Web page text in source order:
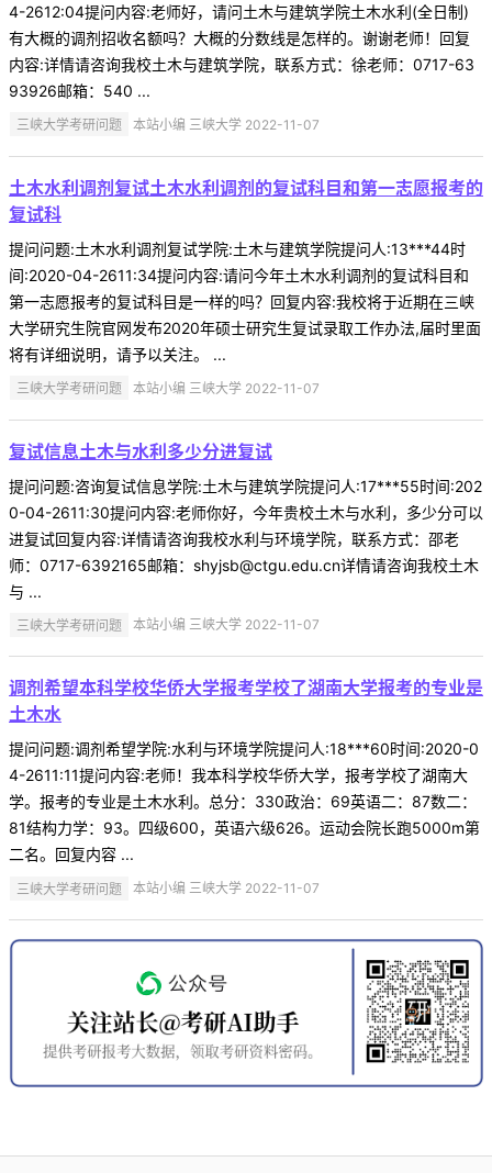
4-2612:04提问内容:老师好，请问土木与建筑学院土木水利(全日制)
有大概的调剂招收名额吗？大概的分数线是怎样的。谢谢老师！回复
内容:详情请咨询我校土木与建筑学院，联系方式：徐老师：0717-63
93926邮箱：540 ...
三峡大学考研问题 本站小编 三峡大学 2022-11-07
土木水利调剂复试土木水利调剂的复试科目和第一志愿报考的
复试科
提问问题:土木水利调剂复试学院:土木与建筑学院提问人:13***44时
间:2020-04-2611:34提问内容:请问今年土木水利调剂的复试科目和
第一志愿报考的复试科目是一样的吗？回复内容:我校将于近期在三峡
大学研究生院官网发布2020年硕士研究生复试录取工作办法,届时里面
将有详细说明，请予以关注。 ...
三峡大学考研问题 本站小编 三峡大学 2022-11-07
复试信息土木与水利多少分进复试
提问问题:咨询复试信息学院:土木与建筑学院提问人:17***55时间:202
0-04-2611:30提问内容:老师你好，今年贵校土木与水利，多少分可以
进复试回复内容:详情请咨询我校水利与环境学院，联系方式：邵老
师：0717-6392165邮箱：shyjsb@ctgu.edu.cn详情请咨询我校土木
与 ...
三峡大学考研问题 本站小编 三峡大学 2022-11-07
调剂希望本科学校华侨大学报考学校了湖南大学报考的专业是
土木水
提问问题:调剂希望学院:水利与环境学院提问人:18***60时间:2020-0
4-2611:11提问内容:老师！我本科学校华侨大学，报考学校了湖南大
学。报考的专业是土木水利。总分：330政治：69英语二：87数二：
81结构力学：93。四级600，英语六级626。运动会院长跑5000m第
二名。回复内容 ...
三峡大学考研问题 本站小编 三峡大学 2022-11-07